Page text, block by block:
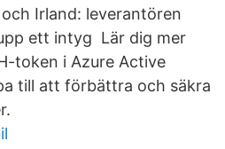
Irland: leverantören
ett intyg Lär dig mer
token i Azure Active
till att förbättra och säkra